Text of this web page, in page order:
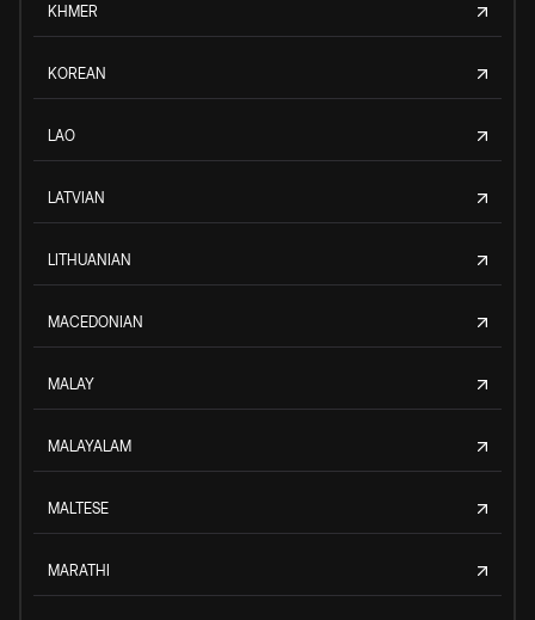
KHMER
KOREAN
LAO
LATVIAN
LITHUANIAN
MACEDONIAN
MALAY
MALAYALAM
MALTESE
MARATHI